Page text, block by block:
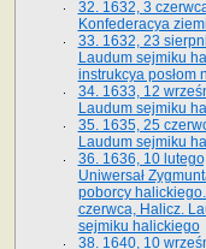
32. 1632, 3
Konfederacya
33. 1632, 23
Laudum sejmiku
instrukcya posłom
34. 1633, 12
Laudum sejmiku
35. 1635, 25
Laudum sejmiku
36. 1636, 10
Uniwersał
poborcy
czerwca, Halicz.
sejmiku halickiego
38. 1640, 10